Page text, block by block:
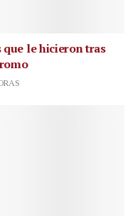
que le hicieron tras